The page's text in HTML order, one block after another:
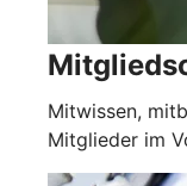
Mitwissen,
Mitglieder im